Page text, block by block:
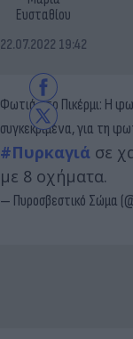
Ευσταθίου
22.07.2022 19:42
Φωτιά στο Πικέρμι: Η
συγκεκριμένα, για τη
#Πυρκαγιά σε
με 8 οχήματα.
— Πυροσβεστικό Σώμα